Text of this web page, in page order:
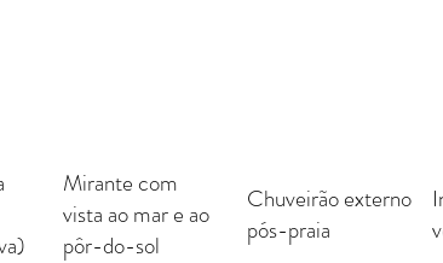
Mirante com
vista ao mar e ao
pôr-do-sol
Chuveirão externo
pós-praia